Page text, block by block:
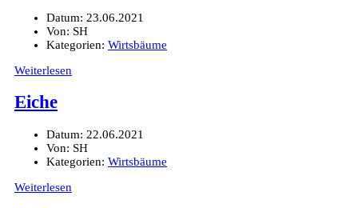
Datum: 23.06.2021
Von: SH
Kategorien: Wirtsbäume
Weiterlesen
Eiche
Datum: 22.06.2021
Von: SH
Kategorien: Wirtsbäume
Weiterlesen